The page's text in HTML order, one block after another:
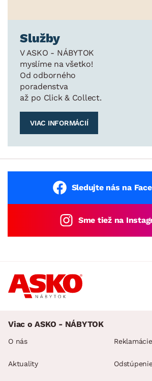
Služby
V ASKO - NÁBYTOK
myslíme na všetko!
Od odborného
poradenstva
až po Click & Collect.
VIAC INFORMÁCIÍ
Sledujte nás na
Sme tiež na
Viac o ASKO - NÁBYTOK
O nás
Aktuality
Reklamácie